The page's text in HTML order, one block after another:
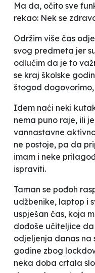
Ma da, očito sve
rekao: Nek se
Održim više čas
svog predmeta jer
odlučim da je to
se kraj školske
štogod
Idem naći neki
nema puno raje, ili
vannastavne
ne postoje, pa da
imam i neke
ispraviti.
Taman se pođoh
udžbenike, laptop i
uspješan čas, koja
dođoše učiteljice
odjeljenja danas na
godine zbog
neka doba crtala